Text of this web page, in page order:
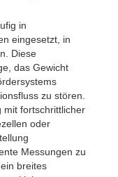
in
eingesetzt, in
Diese
das Gewicht
zu stören.
mit fortschrittlicher
oder
Messungen zu
breites